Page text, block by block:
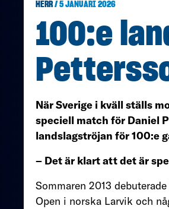
HERR/ 5 JANUARI 2026
100:e
När Sverige i kväll ställs
speciell match för Daniel
landslagströjan för 100:e
– Det är klart att det är
Sommaren 2013 debuterade
Open i norska Larvik och